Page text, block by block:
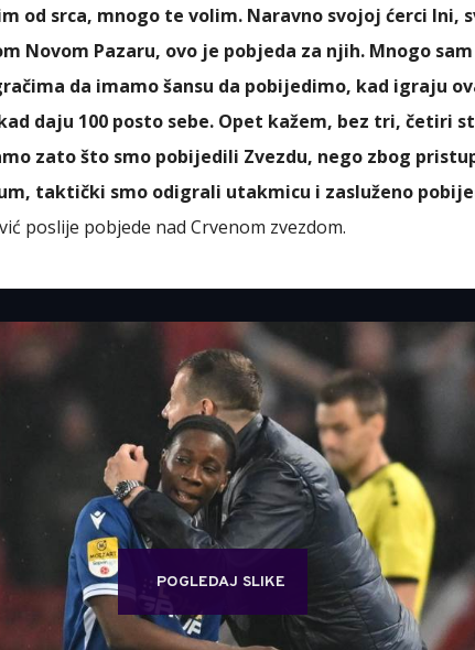
od srca, mnogo te volim. Naravno svojoj ćerci Ini,
Novom Pazaru, ovo je pobjeda za njih. Mnogo
da imamo šansu da pobijedimo, kad igraju
daju 100 posto sebe. Opet kažem, bez tri, četiri
zato što smo pobijedili Zvezdu, nego zbog
taktički smo odigrali utakmicu i zasluženo
poslije pobjede nad Crvenom zvezdom.
POGLEDAJ SLIKE